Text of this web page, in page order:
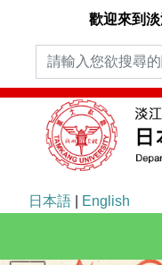
歡迎來到
日本語 English